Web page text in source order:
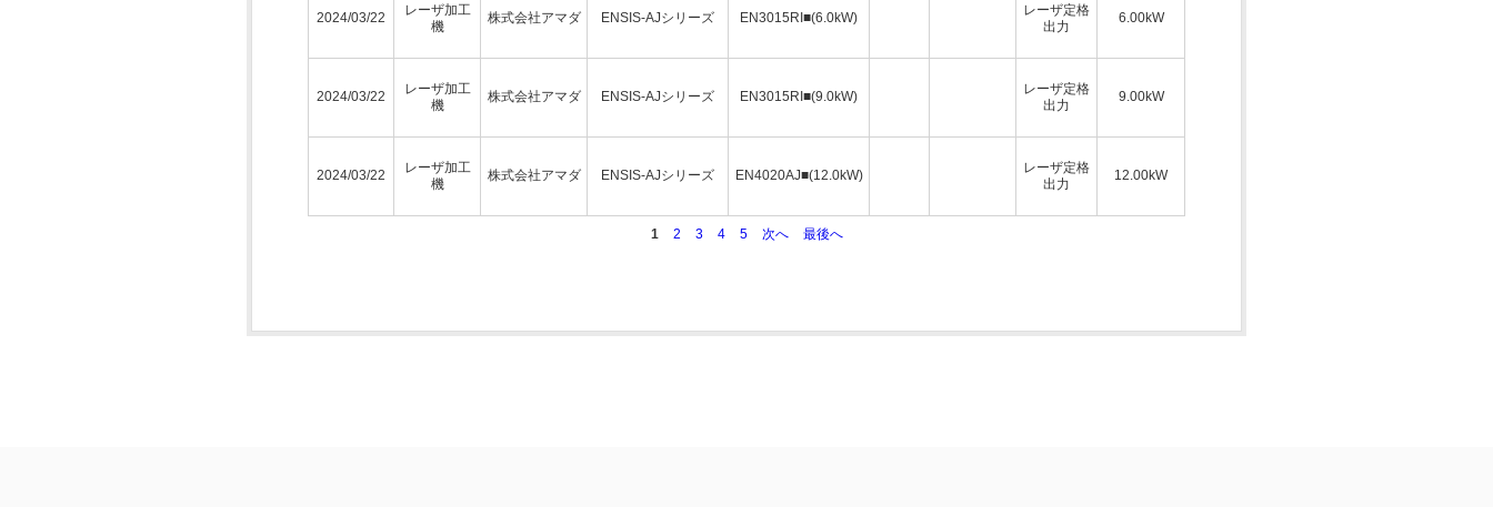
2024/03/22
レーザ加工
機
株式会社アマダ ENSIS-AJシリーズ EN3015RI■(6.0kW)
レーザ定格
出力
6.00kW
2024/03/22
レーザ加工
機
株式会社アマダ ENSIS-AJシリーズ EN3015RI■(9.0kW)
レーザ定格
出力
9.00kW
2024/03/22
レーザ加工
機
株式会社アマダ ENSIS-AJシリーズ EN4020AJ■(12.0kW)
レーザ定格
出力
12.00kW
1 2 3 4 5 次へ 最後へ